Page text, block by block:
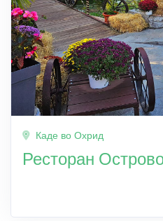
Каде во Охрид
Ресторан